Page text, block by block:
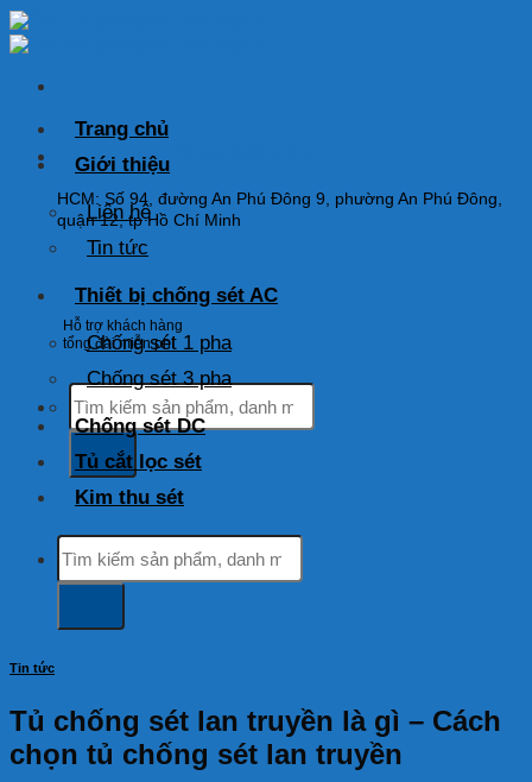
Skip
to
HOTLINE: 0925 038 097
HCM: Số 94, đường An Phú Đông 9, phường An Phú Đông,
quận 12, tp Hồ Chí Minh
Hỗ trợ khách hàng
tổng đài miễn phí
Tìm
kiếm:
Trang chủ
Giới thiệu
Liên hệ
Tin tức
Thiết bị chống sét AC
Chống sét 1 pha
Chống sét 3 pha
Chống sét DC
Tủ cắt lọc sét
Kim thu sét
Tìm
kiếm:
Tin tức
Tủ chống sét lan truyền là gì – Cách
chọn tủ chống sét lan truyền